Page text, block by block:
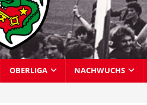
OBERLIGA NACHWUCHS